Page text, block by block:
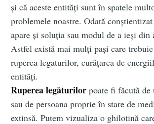
și că aceste entități sunt în spatele
problemele noastre. Odată conștientizat
apare și soluția sau modul de a ieși din
Astfel există mai mulți pași care
ruperea legaturilor, curățarea de
entități.
Ruperea legăturilor poate fi făcută de
sau de persoana proprie în stare de
extinsă. Putem vizualiza o ghilotină